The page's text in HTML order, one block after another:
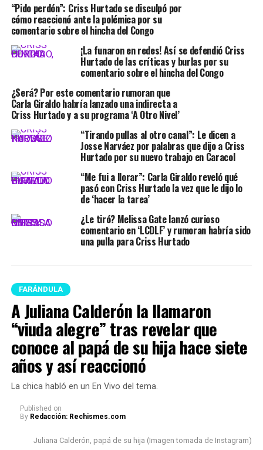
“Pido perdón”: Criss Hurtado se disculpó por
cómo reaccionó ante la polémica por su
comentario sobre el hincha del Congo
¡La funaron en redes! Así se defendió Criss
Hurtado de las críticas y burlas por su
comentario sobre el hincha del Congo
¿Será? Por este comentario rumoran que
Carla Giraldo habría lanzado una indirecta a
Criss Hurtado y a su programa ‘A Otro Nivel’
“Tirando pullas al otro canal”: Le dicen a
Josse Narváez por palabras que dijo a Criss
Hurtado por su nuevo trabajo en Caracol
“Me fui a llorar”: Carla Giraldo reveló qué
pasó con Criss Hurtado la vez que le dijo lo
de ‘hacer la tarea’
¿Le tiró? Melissa Gate lanzó curioso
comentario en ‘LCDLF’ y rumoran habría sido
una pulla para Criss Hurtado
FARÁNDULA
A Juliana Calderón la llamaron
“viuda alegre” tras revelar que
conoce al papá de su hija hace siete
años y así reaccionó
La chica habló en un En Vivo del tema.
Published on
By Redacción: Rechismes.com
Juliana Calderón, papá de su hija (Imagen tomada de Instagram)